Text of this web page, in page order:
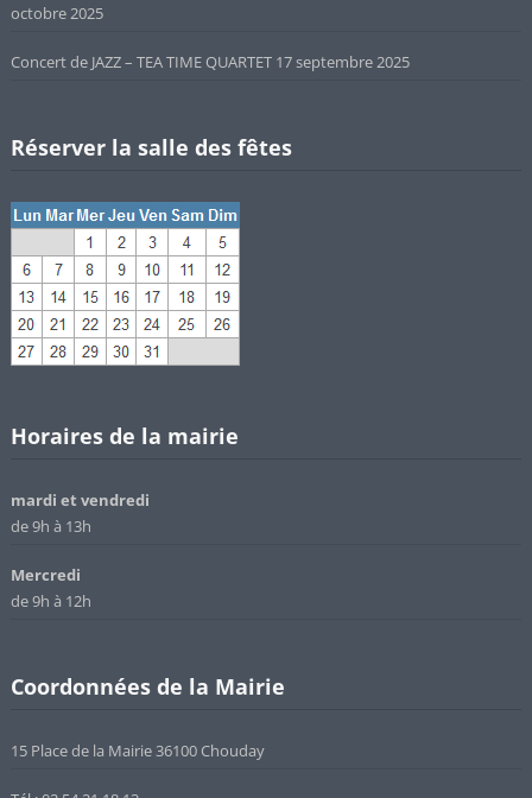
octobre 2025
Concert de JAZZ – TEA TIME QUARTET 17 septembre 2025
Réserver la salle des fêtes
Horaires de la mairie
mardi et vendredi
de 9h à 13h
Mercredi
de 9h à 12h
Coordonnées de la Mairie
15 Place de la Mairie 36100 Chouday